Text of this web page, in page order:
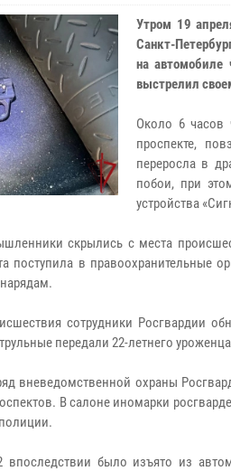
Утром 19
Санкт-
на автомобиле
выстрелил
Около 6 часов
проспекте,
переросла в
побои, при
устройства
скрылись с места
поступила в
сотрудники Росгвардии
передали 22-летнего
вневедомственной охраны
В салоне иномарки
впоследствии было изъято из